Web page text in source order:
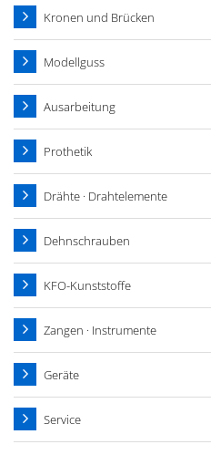
Kronen und Brücken
Modellguss
Ausarbeitung
Prothetik
Drähte · Drahtelemente
Dehnschrauben
KFO-Kunststoffe
Zangen · Instrumente
Geräte
Service